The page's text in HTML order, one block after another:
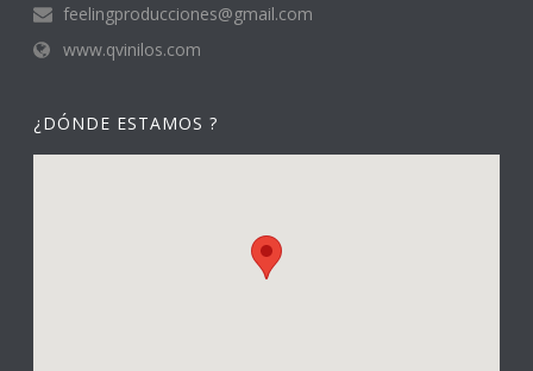
feelingproducciones@gmail.com
www.qvinilos.com
¿DÓNDE ESTAMOS ?